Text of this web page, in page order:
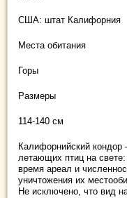
США: штат Калифорния
Места обитания
Горы
Размеры
114-140 см
Калифорнийский
летающих птиц на
время ареал и
уничтожения их
Не исключено, что вид